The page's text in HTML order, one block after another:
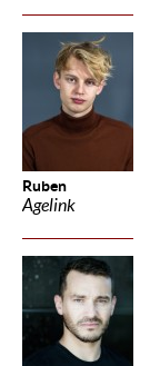
Ruben
Agelink